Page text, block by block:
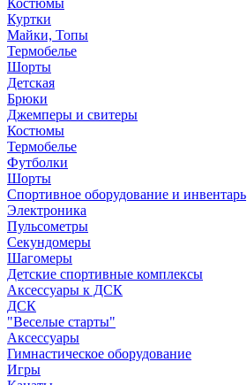
Костюмы
Куртки
Майки, Топы
Термобелье
Шорты
Детская
Брюки
Джемперы и свитеры
Костюмы
Термобелье
Футболки
Шорты
Спортивное оборудование и инвентарь
Электроника
Пульсометры
Секундомеры
Шагомеры
Детские спортивные комплексы
Аксессуары к ДСК
ДСК
"Веселые старты"
Аксессуары
Гимнастическое оборудование
Игры